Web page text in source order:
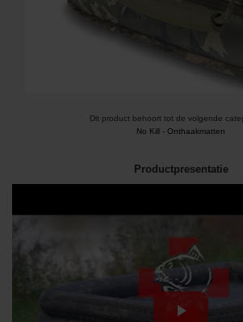
Dit product behoort tot de volgende
No Kill - Onthaakmatten
Productpresentatie